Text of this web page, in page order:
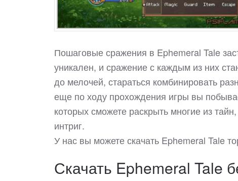
Пошаговые сражения в Ephemeral Tale
уникален, и сражение с каждым из них
до мелочей, стараться комбинировать
еще по ходу прохождения игры вы
которых сможете раскрыть многие из
интриг.
У нас вы можете скачать Ephemeral Tale
Скачать Ephemeral Tale